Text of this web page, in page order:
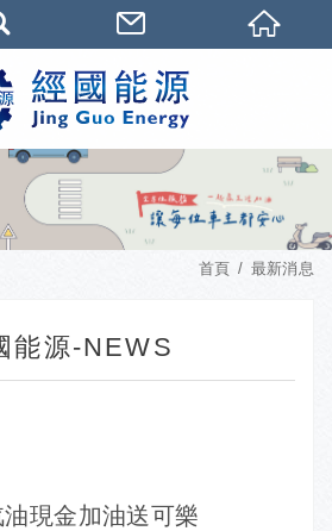
首頁 最新消息
能源-NEWS
油現金加油送可樂